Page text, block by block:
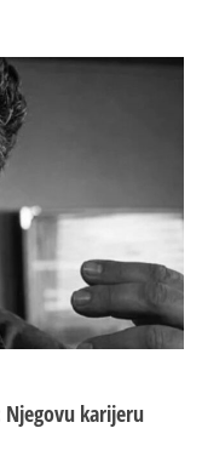
Njegovu karijeru